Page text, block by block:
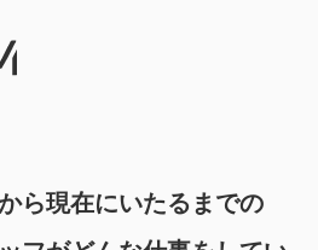
ら現在にいたるまでの